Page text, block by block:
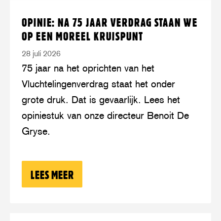
OPINIE: NA 75 JAAR VERDRAG STAAN WE
OP EEN MOREEL KRUISPUNT
28 juli 2026
75 jaar na het oprichten van het
Vluchtelingenverdrag staat het onder
grote druk. Dat is gevaarlijk. Lees het
opiniestuk van onze directeur Benoit De
Gryse.
LEES MEER
meer
Opinie:
jaar
Verdrag
staan
we
moreel
kruispunt